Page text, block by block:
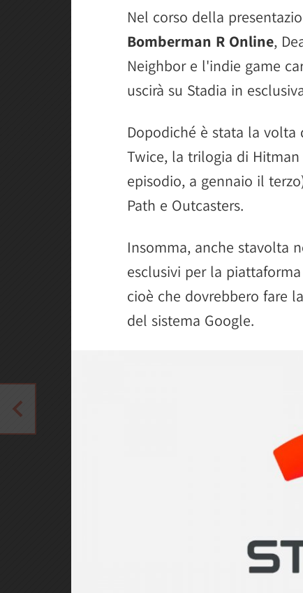
Nel corso della
Bomberman R Online,
Neighbor e l'indie game
uscirà su Stadia in
Dopodiché è stata la volta
Twice, la trilogia di
episodio, a gennaio il
Path e Outcasters.
Insomma, anche stavolta
esclusivi per la
cioè che dovrebbero fare
del sistema Google.